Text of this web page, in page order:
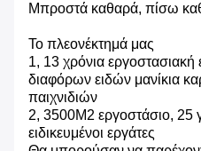
Μπροστά καθαρά, πίσω
Το πλεονέκτημά μας
1, 13 χρόνια
διαφόρων ειδών μανίκια
παιχνιδιών
2, 3500M2 εργοστάσιο,
ειδικευμένοι εργάτες